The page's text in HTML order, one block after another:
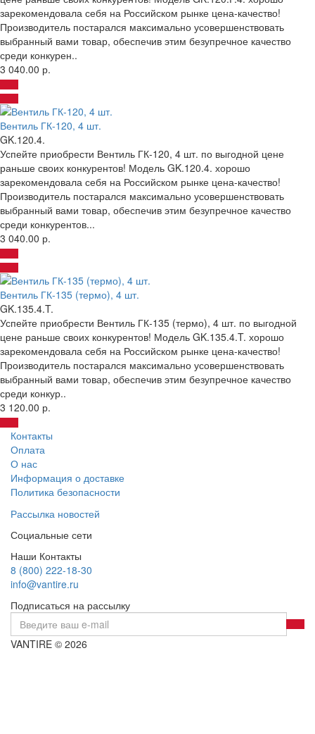
зарекомендовала себя на Российском рынке цена-качество!
Производитель постарался максимально усовершенствовать
выбранный вами товар, обеспечив этим безупречное качество
среди конкурен..
3 040.00 р.
Вентиль ГК-120, 4 шт.
GK.120.4.
Успейте приобрести Вентиль ГК-120, 4 шт. по выгодной цене
раньше своих конкурентов! Модель GK.120.4. хорошо
зарекомендовала себя на Российском рынке цена-качество!
Производитель постарался максимально усовершенствовать
выбранный вами товар, обеспечив этим безупречное качество
среди конкурентов...
3 040.00 р.
Вентиль ГК-135 (термо), 4 шт.
GK.135.4.T.
Успейте приобрести Вентиль ГК-135 (термо), 4 шт. по выгодной
цене раньше своих конкурентов! Модель GK.135.4.T. хорошо
зарекомендовала себя на Российском рынке цена-качество!
Производитель постарался максимально усовершенствовать
выбранный вами товар, обеспечив этим безупречное качество
среди конкур..
3 120.00 р.
Контакты
Оплата
О нас
Информация о доставке
Политика безопасности
Рассылка новостей
Социальные сети
Наши Контакты
8 (800) 222-18-30
info@vantire.ru
Подписаться на рассылку
VANTIRE © 2026